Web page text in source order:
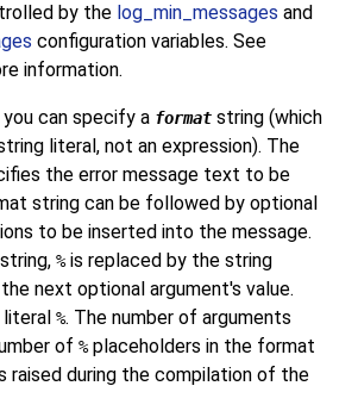
by the log_min_messages and
configuration variables. See
information.
you can specify a format string (which
literal, not an expression). The
the error message text to be
string can be followed by optional
to be inserted into the message.
%is replaced by the string
next optional argument's value.
%. The number of arguments
of %placeholders in the format
raised during the compilation of the